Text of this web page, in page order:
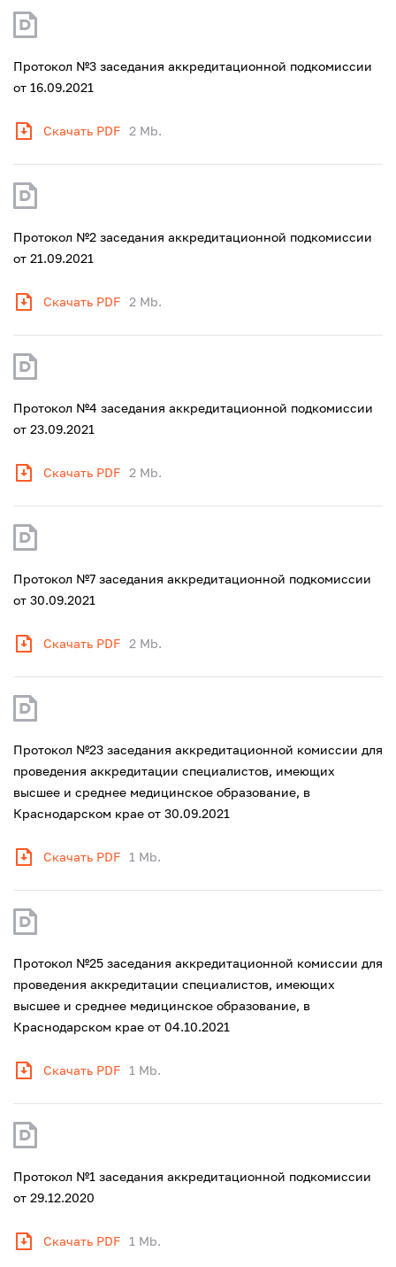
Протокол №3 заседания аккредитационной подкомиссии
от 16.09.2021
Скачать PDF 2 Mb.
Протокол №2 заседания аккредитационной подкомиссии
от 21.09.2021
Скачать PDF 2 Mb.
Протокол №4 заседания аккредитационной подкомиссии
от 23.09.2021
Скачать PDF 2 Mb.
Протокол №7 заседания аккредитационной подкомиссии
от 30.09.2021
Скачать PDF 2 Mb.
Протокол №23 заседания аккредитационной комиссии для
проведения аккредитации специалистов, имеющих
высшее и среднее медицинское образование, в
Краснодарском крае от 30.09.2021
Скачать PDF 1 Mb.
Протокол №25 заседания аккредитационной комиссии для
проведения аккредитации специалистов, имеющих
высшее и среднее медицинское образование, в
Краснодарском крае от 04.10.2021
Скачать PDF 1 Mb.
Протокол №1 заседания аккредитационной подкомиссии
от 29.12.2020
Скачать PDF 1 Mb.